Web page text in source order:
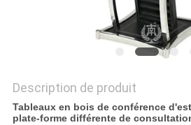
Description de produit
Tableaux en bois de conférence
plate-forme différente de